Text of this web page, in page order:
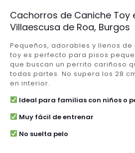
Cachorros de Caniche Toy
Villaescusa de Roa, Burgos
Pequeños, adorables y llenos de
toy es perfecto para pisos
que buscan un perrito cariñoso
todas partes. No supera los 28
en interior.
Ideal para familias con niños o
Muy fácil de entrenar
No suelta pelo